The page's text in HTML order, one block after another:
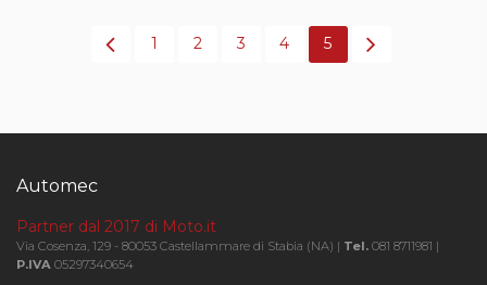
1 2 3 4 5
Automec
Partner dal 2017 di Moto.it
Via Cosenza, 129 - 80053 Castellammare di Stabia (NA) | Tel. 081 8711981 |
P.IVA 05297340654